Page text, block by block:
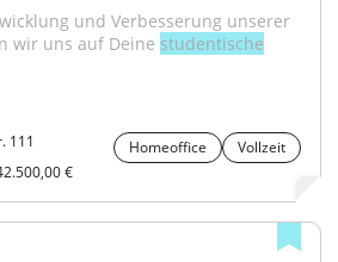
und Verbesserung unserer
wir uns auf Deine studentische
111 Homeoffice
Vollzeit
€